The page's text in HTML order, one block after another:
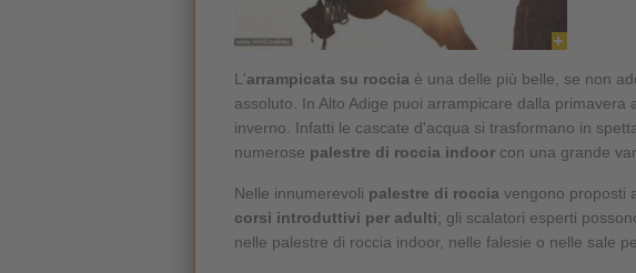
L'arrampicata su roccia è una delle più belle, se non
assoluto. In Alto Adige puoi arrampicare dalla
inverno. Infatti le cascate d'acqua si trasformano in
numerose palestre di roccia indoor con una grande
Nelle innumerevoli palestre di roccia vengono proposti
corsi introduttivi per adulti; gli scalatori esperti
nelle palestre di roccia indoor, nelle falesie o nelle sale